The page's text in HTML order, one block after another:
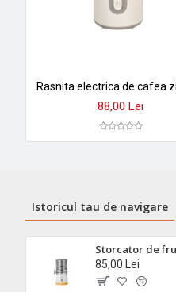
88,00 Lei
Istoricul tau de navigare
85,00 Lei